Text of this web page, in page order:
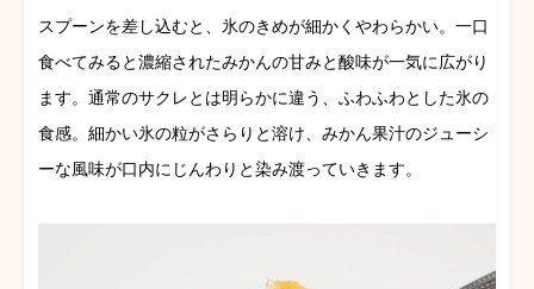
スプーンを差し込むと、氷のきめが細かくやわらかい。一口
食べてみると濃縮されたみかんの甘みと酸味が一気に広がり
ます。通常のサクレとは明らかに違う、ふわふわとした氷の
食感。細かい氷の粒がさらりと溶け、みかん果汁のジューシ
ーな風味が口内にじんわりと染み渡っていきます。